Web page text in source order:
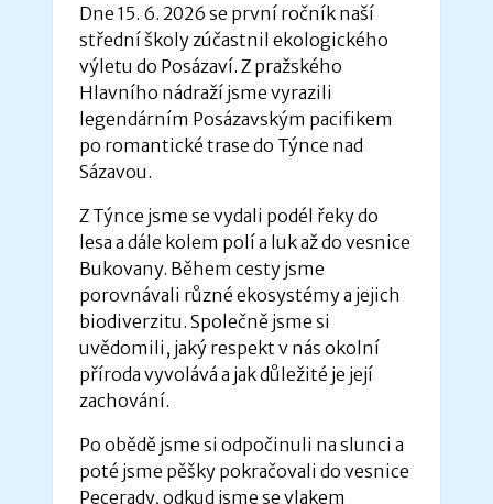
Dne 15. 6. 2026 se první ročník naší
střední školy zúčastnil ekologického
výletu do Posázaví. Z pražského
Hlavního nádraží jsme vyrazili
legendárním Posázavským pacifikem
po romantické trase do Týnce nad
Sázavou.
Z Týnce jsme se vydali podél řeky do
lesa a dále kolem polí a luk až do vesnice
Bukovany. Během cesty jsme
porovnávali různé ekosystémy a jejich
biodiverzitu. Společně jsme si
uvědomili, jaký respekt v nás okolní
příroda vyvolává a jak důležité je její
zachování.
Po obědě jsme si odpočinuli na slunci a
poté jsme pěšky pokračovali do vesnice
Pecerady, odkud jsme se vlakem